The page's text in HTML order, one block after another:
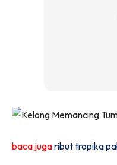
baca jugaribut tropika